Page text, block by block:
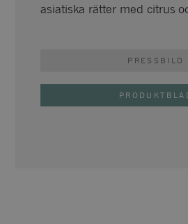
asiatiska rätter med citrus
PRESSBILD